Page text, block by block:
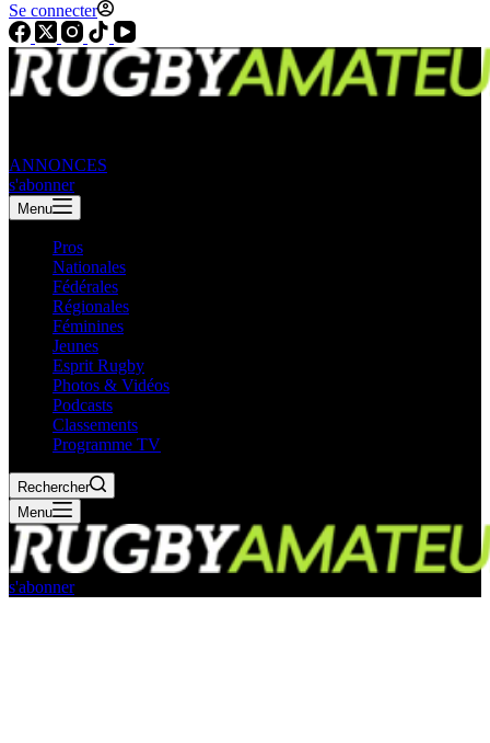
Se connecter
ANNONCES
s'abonner
Menu
Pros
Nationales
Fédérales
Régionales
Féminines
Jeunes
Esprit Rugby
Photos & Vidéos
Podcasts
Classements
Programme TV
Rechercher
Menu
s'abonner